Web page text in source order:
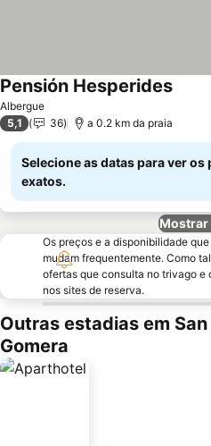
Albergue
Pensión HesperidesVer
5,1 36 a 0.2 km da praia
Selecione as datas para ver os
exatos.
Mostrar
Os preços e a disponibilidade
mudam frequentemente. Como
ofertas que consulta no trivago e
nos sites de reserva.
Outras estadias em
Gomera